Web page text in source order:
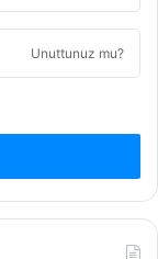
Unuttunuz mu?